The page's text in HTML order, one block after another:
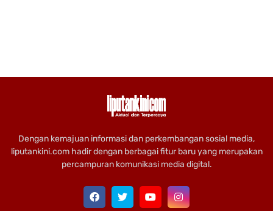
Dengan kemajuan informasi dan perkembangan sosial media,
liputankini.com hadir dengan berbagai fitur baru yang merupakan
percampuran komunikasi media digital.